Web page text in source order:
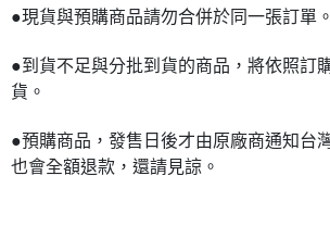
●現貨與預購商品請勿合併於同一張訂單。
●到貨不足與分批到貨的商品，將依照訂
貨。
●預購商品，發售日後才由原廠商通知台
也會全額退款，還請見諒。